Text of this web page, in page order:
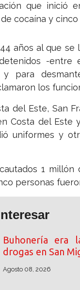
que inició
cocaína y cinco
años al que
-entre
y para
los
del Este, San
Costa del Este
uniformes y
1
personas
Buhonería era
drogas en San
Agosto 08, 2026